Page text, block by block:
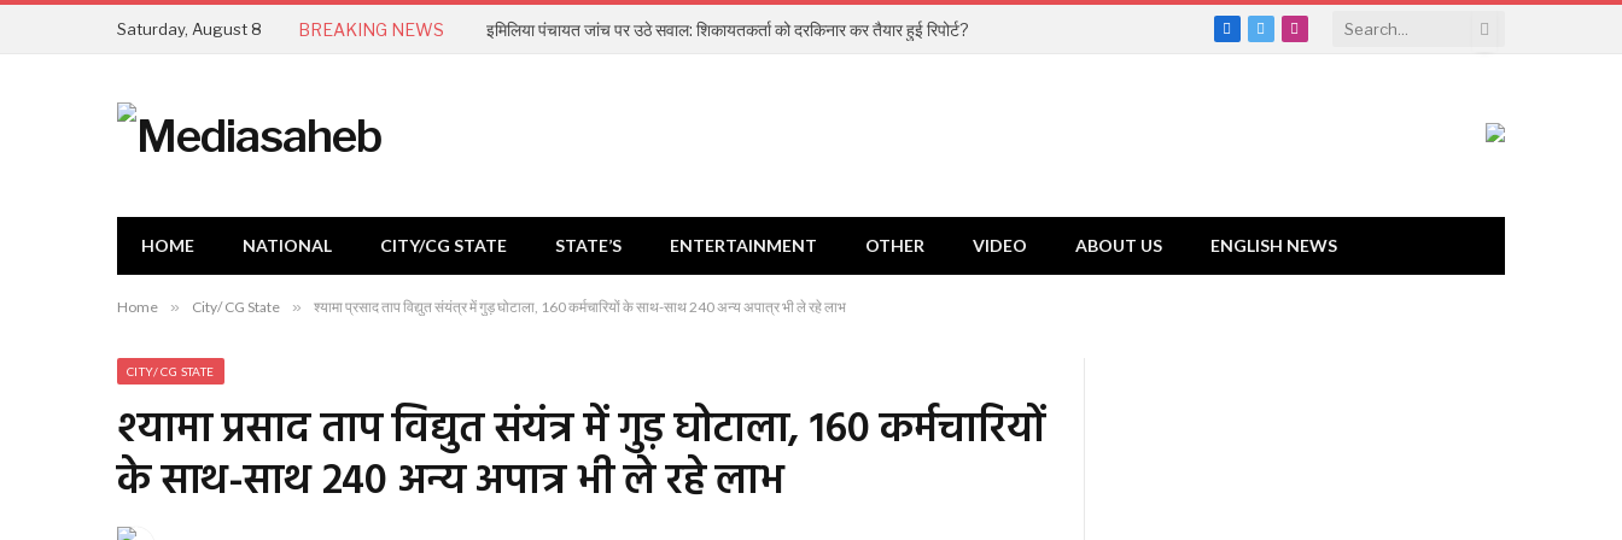
Saturday, August 8 BREAKING NEWS इमिलिया पंचायत जांच पर उठे सवाल: शिकायतकर्ता को दरकिनार कर तैयार हुई रिपोर्ट?
Facebook
TwitterInstagram
HOME NATIONAL CITY/CG STATE STATE’S ENTERTAINMENT OTHER VIDEO ABOUT US ENGLISH NEWS
Home » City/ CG State » श्यामा प्रसाद ताप विद्युत संयंत्र में गुड़ घोटाला, 160 कर्मचारियों के साथ-साथ 240 अन्य अपात्र भी ले रहे लाभ
CITY/ CG STATE
श्यामा प्रसाद ताप विद्युत संयंत्र में गुड़ घोटाला, 160 कर्मचारियों
के साथ-साथ 240 अन्य अपात्र भी ले रहे लाभ